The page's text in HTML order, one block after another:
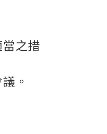
之措
。